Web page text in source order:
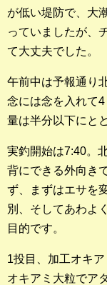
が低い堤防で、大
っていましたが、
て大丈夫でした。
午前中は予報通り
念には念を入れて
量は半分以下にと
実釣開始は7:40。
背にできる外向き
ず、まずはエサを
別、そしてあわよ
目的です。
1投目、加工オキ
オキアミ大粒でア
メジナ部門
シロギス部門
過去の釣果ラ
ブログ・釣行記
スタッフブログ
店長釣行記
スタッフ釣行記
お問い合わせ